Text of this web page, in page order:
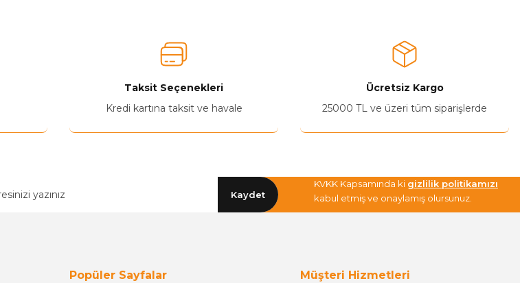
Taksit Seçenekleri
Kredi kartına taksit ve havale
Ücretsiz Kargo
25000 TL ve üzeri tüm siparişlerde
Kaydet
KVKK Kapsamında ki gizlilik politikamızı
kabul etmiş ve onaylamış olursunuz.
Popüler Sayfalar Müşteri Hizmetleri